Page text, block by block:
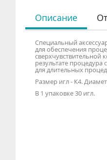
Описание
Специальный
для обеспечения
сверхчувствительной
результате
для длительных
Размер игл - К4.
В 1 упаковке 30 игл.